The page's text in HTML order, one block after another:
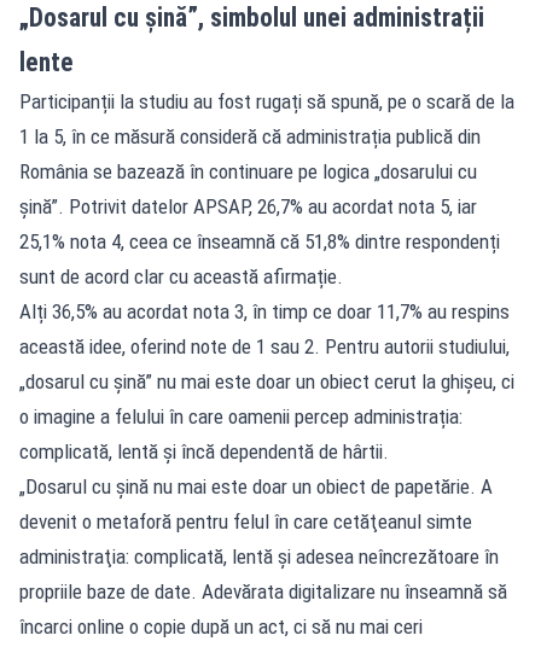
„Dosarul cu șină”, simbolul unei administrații
lente
Participanții la studiu au fost rugați să spună, pe o scară de la
1 la 5, în ce măsură consideră că administrația publică din
România se bazează în continuare pe logica „dosarului cu
șină”. Potrivit datelor APSAP, 26,7% au acordat nota 5, iar
25,1% nota 4, ceea ce înseamnă că 51,8% dintre respondenți
sunt de acord clar cu această afirmație.
Alți 36,5% au acordat nota 3, în timp ce doar 11,7% au respins
această idee, oferind note de 1 sau 2. Pentru autorii studiului,
„dosarul cu șină” nu mai este doar un obiect cerut la ghișeu, ci
o imagine a felului în care oamenii percep administrația:
complicată, lentă și încă dependentă de hârtii.
„Dosarul cu şină nu mai este doar un obiect de papetărie. A
devenit o metaforă pentru felul în care cetăţeanul simte
administraţia: complicată, lentă şi adesea neîncrezătoare în
propriile baze de date. Adevărata digitalizare nu înseamnă să
încarci online o copie după un act, ci să nu mai ceri